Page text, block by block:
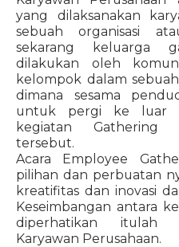
yang dilaksanakan
sebuah organisasi
sekarang keluarga
dilakukan oleh
kelompok dalam
dimana sesama
untuk pergi ke luar
kegiatan Gathering
tersebut.
Acara Employee
pilihan dan perbuatan
kreatifitas dan inovasi
Keseimbangan antara
diperhatikan itulah
Karyawan Perusahaan.